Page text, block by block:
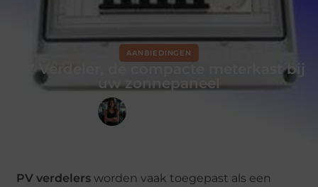
AANBIEDINGEN
PV Verdeler, de compacte meterkast bij
uw zonnepaneel
PV verdelers worden vaak toegepast als een